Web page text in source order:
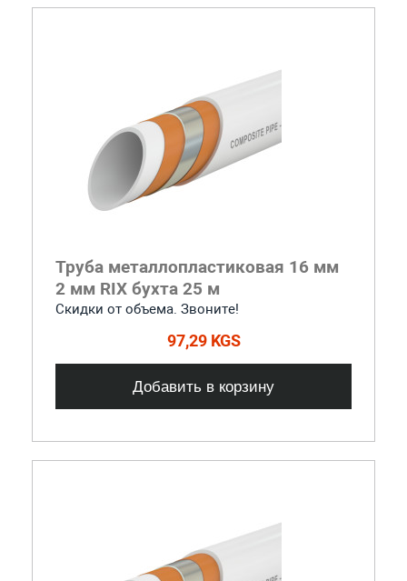
Труба металлопластиковая 16 мм
2 мм RIX бухта 25 м
Скидки от объема. Звоните!
97,29 KGS
Добавить в корзину